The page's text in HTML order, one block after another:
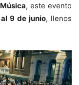
, este evento
9 de junio, llenos